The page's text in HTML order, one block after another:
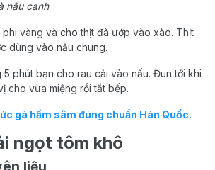
nấu canh
phi vàng và cho thịt đã ướp vào xào. Thịt
dùng vào nấu chung.
phút bạn cho rau cải vào nấu. Đun tới khi
cho vừa miệng rồi tắt bếp.
gà hầm sâm đúng chuẩn Hàn Quốc.
ngọt tôm khô
liệu